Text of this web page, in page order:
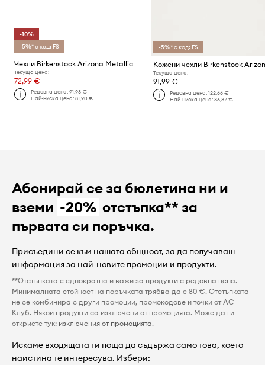
-10%
-5%* с код: FS
Чехли Birkenstock Arizona Metallic
Текуща цена:
72,99 €
Редовна цена:91,98 €
Най-ниска цена:81,90 €
-5%* с код: FS
Кожени чехли Birkenstock
Текуща цена:
91,99 €
Редовна цена: 122,66 €
Най-ниска цена: 86,87 €
Абонирай се за бюлетина ни и
вземи -20% отстъпка** за
първата си поръчка.
Присъедини се към нашата общност, за да получаваш
информация за най-новите промоции и продукти.
**Отстъпката е еднократна и важи за продукти с редовна цена.
Минималната стойност на поръчката трябва да е 80 €. Отстъпката
не се комбинира с други промоции, промокодове и точки от AC
Клуб. Някои продукти са изключени от промоцията. Може да ги
откриете тук: изключения от промоцията.
Искаме входящата ти поща да съдържа само това, което
наистина те интересува. Избери: